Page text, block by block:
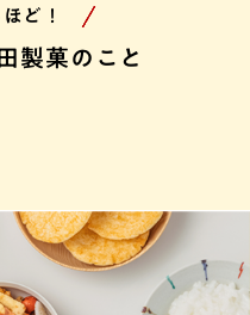
ど！
製菓のこと